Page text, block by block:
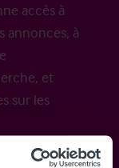
accès à
annonces, à
et
sur les